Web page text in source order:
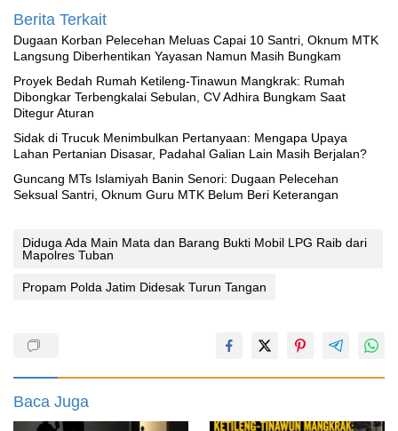
Berita Terkait
‎Dugaan Korban Pelecehan Meluas Capai 10 Santri, Oknum MTK
Langsung Diberhentikan Yayasan Namun Masih Bungkam
Proyek Bedah Rumah Ketileng-Tinawun Mangkrak: Rumah
Dibongkar Terbengkalai Sebulan, CV Adhira Bungkam Saat
Ditegur Aturan
‎Sidak di Trucuk Menimbulkan Pertanyaan: Mengapa Upaya
Lahan Pertanian Disasar, Padahal Galian Lain Masih Berjalan?
Guncang MTs Islamiyah Banin Senori: Dugaan Pelecehan
Seksual Santri, Oknum Guru MTK Belum Beri Keterangan
Diduga Ada Main Mata dan Barang Bukti Mobil LPG Raib dari
Mapolres Tuban
Propam Polda Jatim Didesak Turun Tangan
Baca Juga